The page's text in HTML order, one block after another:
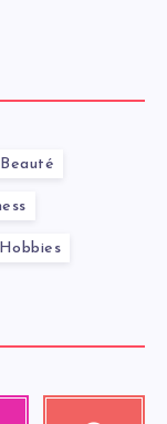
Beauté